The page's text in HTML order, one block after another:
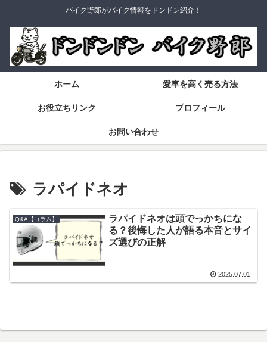
バイク野郎がバイク情報をドンドン紹介！
ホーム 愛車を高く売る方法
お役立ちリンク プロフィール
お問い合わせ
ラパイドネオ
Q&A【コラム】
ラパイドネオは頭でっかちにな
る？後悔した人が語る本音とサイ
ズ選びの正解
2025.07.01